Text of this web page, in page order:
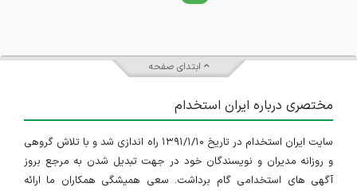
ابتدای صفحه
مختصری درباره ایران استخدام
سایت ایران استخدام در تاریخ ۱۳۹۱/۱/۱۰ راه اندازی شد و با تلاش گروهی
و روزانه مدیران و نویسندگان خود در جهت تبدیل شدن به مرجع بروز
آگهی های استخدامی گام برداشت. سعی همیشگی همکاران ما ارائه